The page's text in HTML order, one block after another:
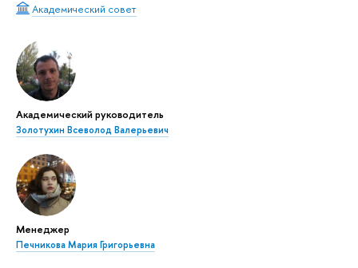
Академический совет
Академический руководитель
Золотухин Всеволод Валерьевич
Менеджер
Печникова Мария Григорьевна